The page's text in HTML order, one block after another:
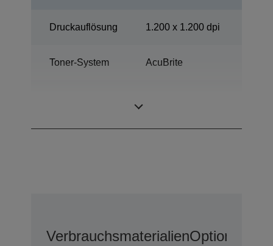
Druckauflösung 1.200 x 1.200 dpi
Toner-System AcuBrite
VerbrauchsmaterialienOptionen